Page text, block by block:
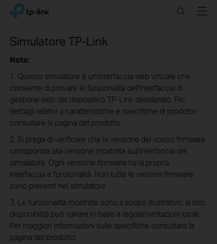
Click
navigation
TP-Link, Reliably Smart SearchMenu
Simulatore TP-Link
Nota:
1. Questo simulatore è un'interfaccia web virtuale che
consente di provare le funzionalità dell'interfaccia di
gestione web del dispositivo TP-Link desiderato. Per
dettagli relativi a caratteristiche e specifiche di prodotto
consultare la pagina del prodotto.
2. Si prega di verificare che la versione del vostro firmware
corrisponda alla versione mostrata sull'interfaccia del
simulatore. Ogni versione firmware ha la propria
interfaccia e funzionalità. Non tutte le versioni firmware
sono presenti nel simulatore.
3. Le funzionalità mostrate sono a scopo illustrativo, la loro
disponibilità può variare in base a regolamentazioni locali.
Per maggiori informazioni sulle specifiche consultare la
pagina del prodotto.